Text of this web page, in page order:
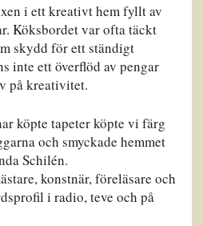
i ett kreativt hem fyllt av
Köksbordet var ofta täckt
skydd för ett ständigt
inte ett överflöd av pengar
på kreativitet.
köpte tapeter köpte vi färg
och smyckade hemmet
Schilén.
konstnär, föreläsare och
i radio, teve och på